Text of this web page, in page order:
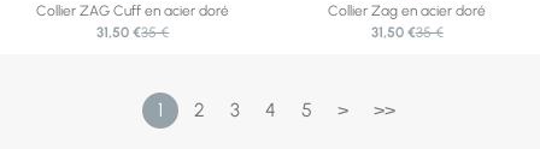
Collier ZAG Cuff en acier doré
31,50 €35 €
Collier Zag en acier doré
31,50 €35 €
1 2 3 4 5 > >>